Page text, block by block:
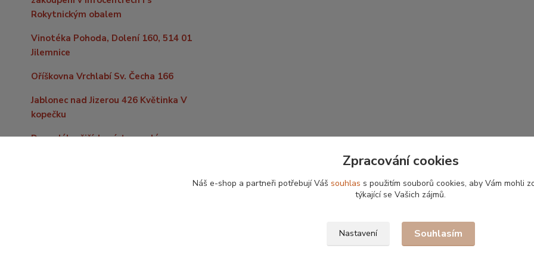
Rokytnickým obalem
Vinotéka Pohoda, Dolení 160, 514 01
Jilemnice
Oříškovna Vrchlabí Sv. Čecha 166
Jablonec nad Jizerou 426 Květinka V
kopečku
Do vzdálenějších míst po celé
Zpracování cookies
Náš e-shop a partneři potřebují Váš souhlas s použitím souborů cookies, aby Vám mohli
týkající se Vašich zájmů.
Nastavení Souhlasím